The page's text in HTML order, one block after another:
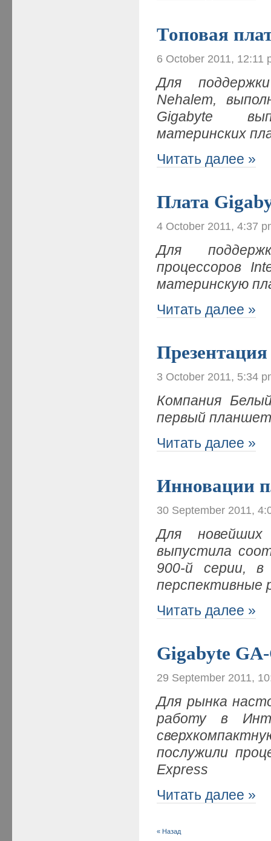
Топовая
6 October 2011, 12:11
Для
Nehalem,
Gigabyte
материнских
Читать далее »
Плата
4 October 2011, 4:37
Для
процессоров
материнскую
Читать далее »
3 October 2011, 5:34
Компания
первый
Читать далее »
Инновации
30 September 2011,
Для новейших
выпустила
900-й серии, в
перспективные
Читать далее »
Gigabyte
29 September 2011,
Для рынка
работу в
послужили
Express
Читать далее »
« Назад